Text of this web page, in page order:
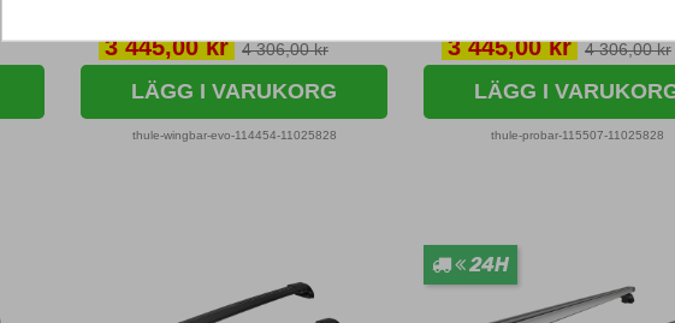
Pris
3 445,00 kr 4 306,00 kr
LÄGG I VARUKORG
thule-wingbar-evo-114454-11025828
Pris
3 445,00 kr 4 306,00 kr
LÄGG I
thule-probar-115507-11025828
24H